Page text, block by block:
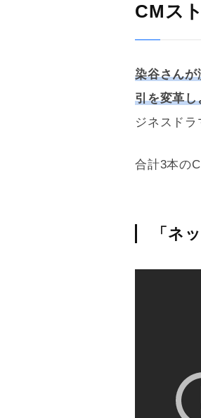
CMス
染谷さん
引を変革し
ジネスドラ
合計3本の
「ネ